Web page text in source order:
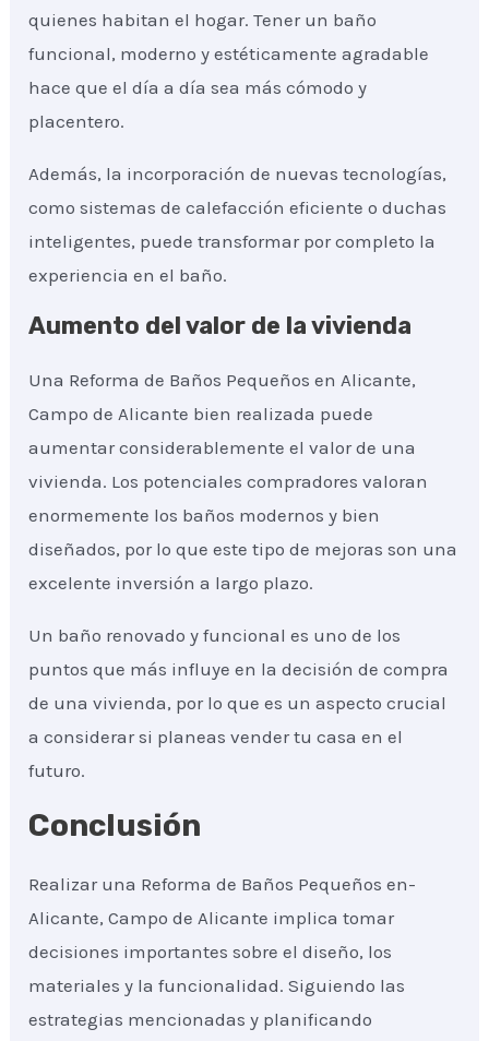
quienes habitan el hogar. Tener un baño
funcional, moderno y estéticamente agradable
hace que el día a día sea más cómodo y
placentero.
Además, la incorporación de nuevas tecnologías,
como sistemas de calefacción eficiente o duchas
inteligentes, puede transformar por completo la
experiencia en el baño.
Aumento del valor de la vivienda
Una Reforma de Baños Pequeños en Alicante,
Campo de Alicante bien realizada puede
aumentar considerablemente el valor de una
vivienda. Los potenciales compradores valoran
enormemente los baños modernos y bien
diseñados, por lo que este tipo de mejoras son una
excelente inversión a largo plazo.
Un baño renovado y funcional es uno de los
puntos que más influye en la decisión de compra
de una vivienda, por lo que es un aspecto crucial
a considerar si planeas vender tu casa en el
futuro.
Conclusión
Realizar una Reforma de Baños Pequeños en-
Alicante, Campo de Alicante implica tomar
decisiones importantes sobre el diseño, los
materiales y la funcionalidad. Siguiendo las
estrategias mencionadas y planificando